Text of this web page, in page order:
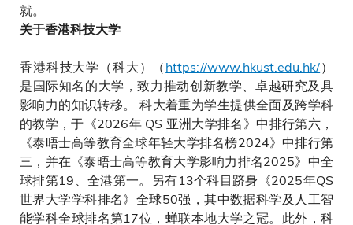
就。
关于香港科技大学
香港科技大学（科大）（https://www.hkust.edu.hk/）
是国际知名的大学，致力推动创新教学、卓越研究及具
影响力的知识转移。 科大着重为学生提供全面及跨学科
的教学，于《2026年 QS 亚洲大学排名》中排行第六，
《泰晤士高等教育全球年轻大学排名榜2024》中排行第
三，并在《泰晤士高等教育大学影响力排名2025》中全
球排第19、全港第一。另有13个科目跻身《2025年QS
世界大学学科排名》全球50强，其中数据科学及人工智
能学科全球排名第17位，蝉联本地大学之冠。此外，科